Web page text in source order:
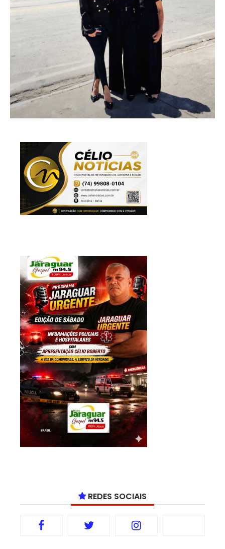
REDES SOCIAIS